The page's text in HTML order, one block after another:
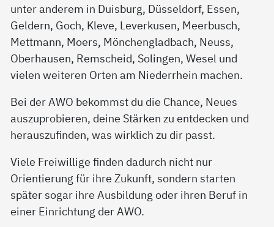
unter anderem in Duisburg, Düsseldorf, Essen,
Geldern, Goch, Kleve, Leverkusen, Meerbusch,
Mettmann, Moers, Mönchengladbach, Neuss,
Oberhausen, Remscheid, Solingen, Wesel und
vielen weiteren Orten am Niederrhein machen.
Bei der AWO bekommst du die Chance, Neues
auszuprobieren, deine Stärken zu entdecken und
herauszufinden, was wirklich zu dir passt.
Viele Freiwillige finden dadurch nicht nur
Orientierung für ihre Zukunft, sondern starten
später sogar ihre Ausbildung oder ihren Beruf in
einer Einrichtung der AWO.